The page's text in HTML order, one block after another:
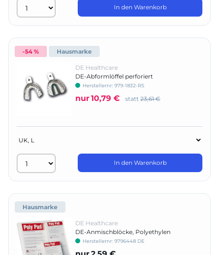
In den Warenkorb
-54 % Hausmarke
DE Healthcare
DE-Abformlöffel perforiert
Herstellernr: 979-1832-RS
nur10,79 € statt 23,61 €
In den Warenkorb
Hausmarke
DE Healthcare
DE-Anmischblöcke, Polyethylen
Herstellernr: 9796448 DE